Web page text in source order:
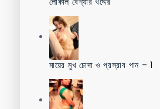
মায়ের মুখ চোদা ও প্রস্রাব পান – 1